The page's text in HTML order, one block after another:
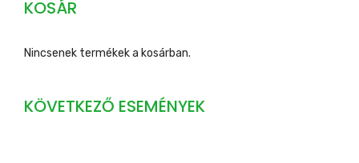
KOSÁR
Nincsenek termékek a kosárban.
KÖVETKEZŐ ESEMÉNYEK